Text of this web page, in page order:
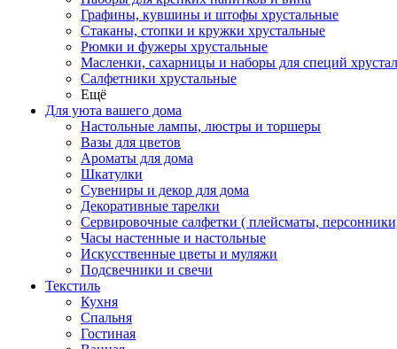
Графины, кувшины и штофы хрустальные
Стаканы, стопки и кружки хрустальные
Рюмки и фужеры хрустальные
Масленки, сахарницы и наборы для специй
Салфетники хрустальные
Ещё
Для уюта вашего дома
Настольные лампы, люстры и торшеры
Вазы для цветов
Ароматы для дома
Шкатулки
Сувениры и декор для дома
Декоративные тарелки
Сервировочные салфетки ( плейсматы,
Часы настенные и настольные
Искусственные цветы и муляжи
Подсвечники и свечи
Текстиль
Кухня
Спальня
Гостиная